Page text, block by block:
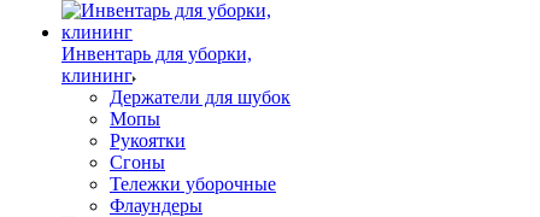
Инвентарь для уборки,
клининг
Держатели для шубок
Мопы
Рукоятки
Сгоны
Тележки уборочные
Флаундеры